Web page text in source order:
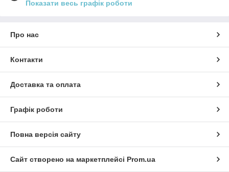
Показати весь графік роботи
Про нас
Контакти
Доставка та оплата
Графік роботи
Повна версія сайту
Сайт створено на маркетплейсі Prom.ua